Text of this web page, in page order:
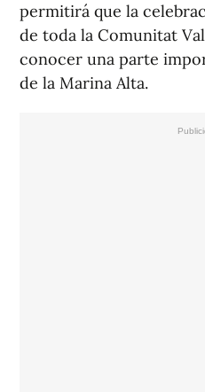
permitirá que la
de toda la Comunitat
conocer una parte
de la Marina Alta.